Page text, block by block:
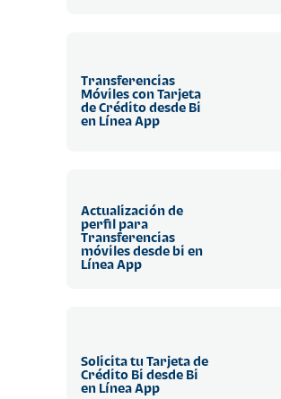
Transferencias
Móviles con Tarjeta
de Crédito desde Bi
en Línea App
Actualización de
perfil para
Transferencias
móviles desde bi en
Línea App
Solicita tu Tarjeta de
Crédito Bi desde Bi
en Línea App